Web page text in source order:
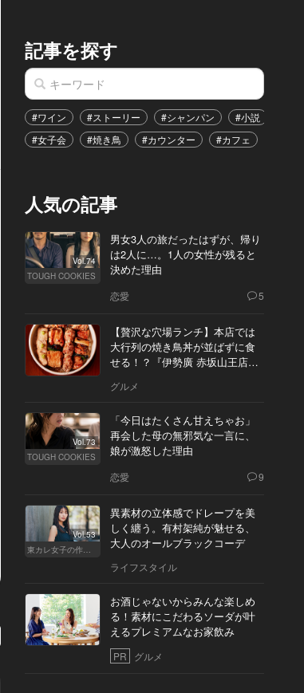
記事を探す
#ワイン #ストーリー #シャンパン #小説
#女子会
#焼き鳥 #カウンター #カフェ
人気の記事
Vol.74
TOUGH COOKIES
男女3人の旅だったはずが、帰り
は2人に…。1人の女性が残ると
決めた理由
恋愛 5
【贅沢な穴場ランチ】本店では
大行列の焼き鳥丼が並ばずに食
せる！？『伊勢廣 赤坂山王店』
グルメ
Vol.73
TOUGH COOKIES
「今日はたくさん甘えちゃお」
再会した母の無邪気な一言に、
娘が激怒した理由
恋愛 9
Vol.53
東カレ女子の作り方
異素材の立体感でドレープを美
しく纏う。有村架純が魅せる、
大人のオールブラックコーデ
ライフスタイル
お酒じゃないからみんな楽しめ
る！素材にこだわるソーダが叶
えるプレミアムなお家飲み
PR グルメ